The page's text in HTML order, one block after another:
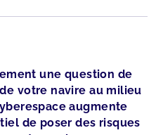
une question de
votre navire au milieu
augmente
de poser des risques